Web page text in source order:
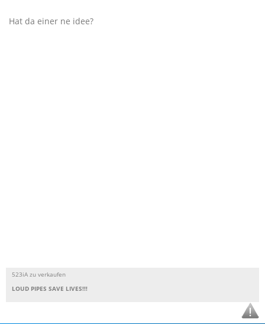
Hat da einer ne idee?
523iA zu verkaufen
LOUD PIPES SAVE LIVES!!!